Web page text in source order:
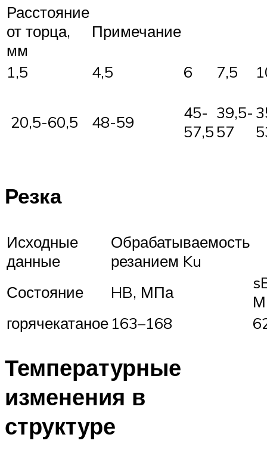
Расстояние
от торца,
мм
Примечание
1,5 4,5 6 7,5
20,5-60,5 48-59
45-
57,5
39,5-
57
Резка
Исходные
данные
Обрабатываемость
резанием Ku
Состояние
HB, МПа
горячекатаное 163–168
Температурные
изменения в
структуре